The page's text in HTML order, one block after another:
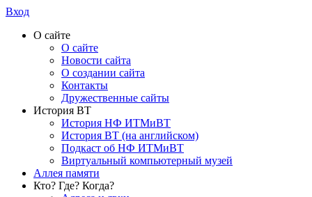
Вход
О сайте
О сайте
Новости сайта
О создании сайта
Контакты
Дружественные сайты
История ВТ
История НФ ИТМиВТ
История ВТ (на английском)
Подкаст об НФ ИТМиВТ
Виртуальный компьютерный музей
Аллея памяти
Кто? Где? Когда?